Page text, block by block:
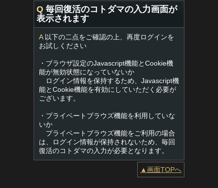
Q 毎回復活のコトダマの入力画面が
表示されます
A以下の二点をご確認の上、再度ログインを
お試しください
・ブラウザ設定のJavascript機能とCookie機
能が無効状態になっていないか
ログイン情報を保持するため、Javascript機
能とCookie機能を有効にしていただく必要が
ございます。
・プライベートブラウズ機能を利用していな
いか
プライベートブラウズ機能をご利用の場合
は、ログイン情報が保持されないため、毎回
復活のコトダマの入力が必要となります。
▲画面TOPへ